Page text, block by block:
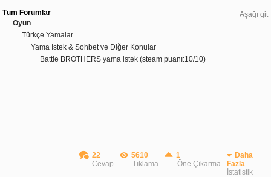
Aşağı git
Tüm Forumlar
Oyun
Türkçe Yamalar
Yama İstek & Sohbet ve Diğer Konular
Battle BROTHERS yama istek (steam puanı:10/10)
22
Cevap
5610
Tıklama
1
Öne Çıkarma
Daha
Fazla
İstatistik